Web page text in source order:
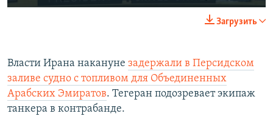
Загрузить
Власти Ирана накануне задержали в Персидском
заливе судно с топливом для Объединенных
Арабских Эмиратов. Тегеран подозревает экипаж
танкера в контрабанде.